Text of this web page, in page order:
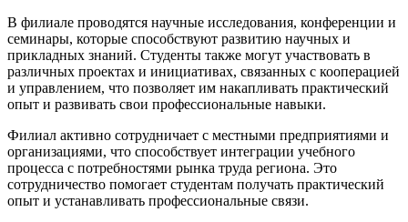
В филиале проводятся научные исследования, конференции и
семинары, которые способствуют развитию научных и
прикладных знаний. Студенты также могут участвовать в
различных проектах и инициативах, связанных с кооперацией
и управлением, что позволяет им накапливать практический
опыт и развивать свои профессиональные навыки.
Филиал активно сотрудничает с местными предприятиями и
организациями, что способствует интеграции учебного
процесса с потребностями рынка труда региона. Это
сотрудничество помогает студентам получать практический
опыт и устанавливать профессиональные связи.